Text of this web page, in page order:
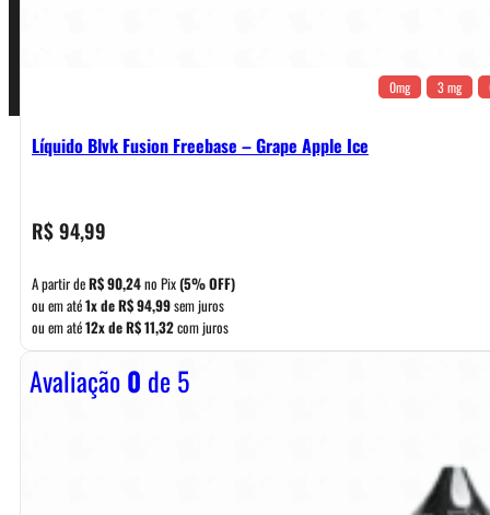
0mg 3 mg
Líquido Blvk Fusion Freebase – Grape Apple Ice
R$94,99
A partir deR$90,24no Pix(5% OFF)
ou em até1x deR$94,99sem juros
ou em até12x deR$11,32com juros
Avaliação0 de 5